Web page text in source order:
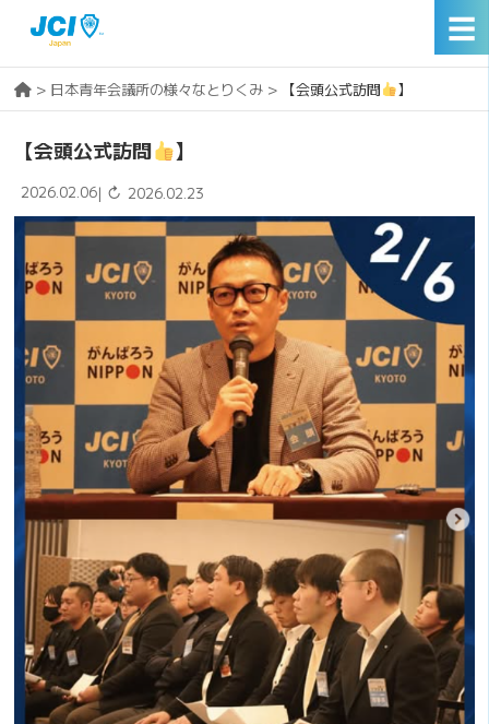
☰
> 日本青年会議所の様々なとりくみ > 【会頭公式訪問 】
【会頭公式訪問 】
2026.02.06| ↻ 2026.02.23